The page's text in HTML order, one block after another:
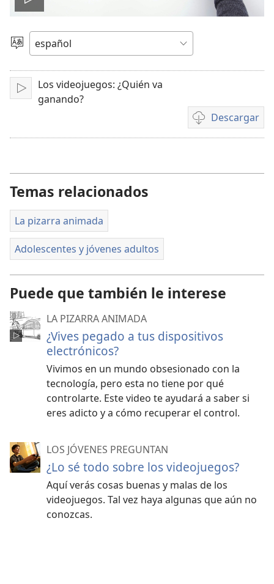
Reproducir
video
Elegir
idioma
Reproducir
Los videojuegos: ¿Quién va
ganando?
Descargar
Opciones
de
Temas relacionados
La pizarra animada
Adolescentes y jóvenes adultos
Puede que también le interese
LA PIZARRA ANIMADA
¿Vives pegado a tus dispositivos
electrónicos?
Vivimos en un mundo obsesionado con la
tecnología, pero esta no tiene por qué
controlarte. Este video te ayudará a saber si
eres adicto y a cómo recuperar el control.
LOS JÓVENES PREGUNTAN
¿Lo sé todo sobre los videojuegos?
Aquí verás cosas buenas y malas de los
videojuegos. Tal vez haya algunas que aún no
conozcas.